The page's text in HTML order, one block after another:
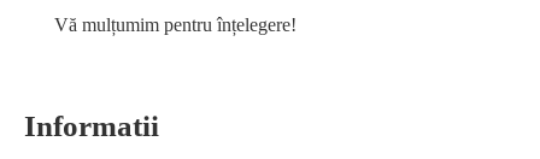
Vă mulțumim pentru înțelegere!
Informatii